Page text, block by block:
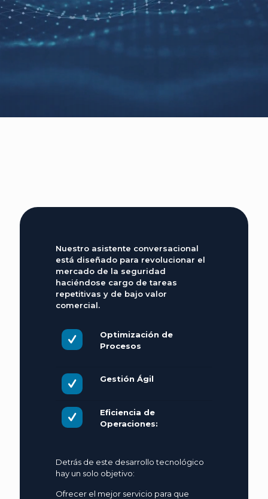
Nuestro asistente conversacional
está diseñado para revolucionar el
mercado de la seguridad
haciéndose cargo de tareas
repetitivas y de bajo valor
comercial.
Optimización de
Procesos
Gestión Ágil
Eficiencia de
Operaciones:
Detrás de este desarrollo tecnológico
hay un solo objetivo:
Ofrecer el mejor servicio para que